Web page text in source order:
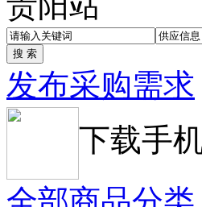
发布采购需求
下载手